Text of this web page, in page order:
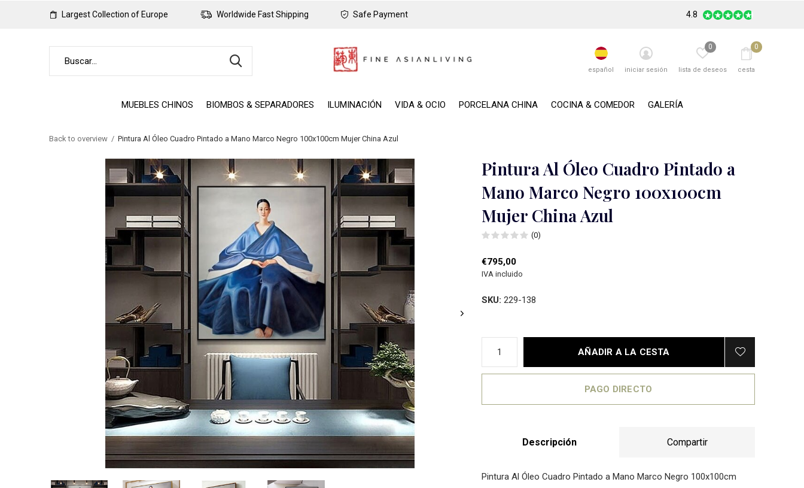
MUEBLES CHINOS BIOMBOS & SEPARADORES ILUMINACIÓN VIDA & OCIO PORCELANA CHINA COCINA & COMEDOR GALERÍA
español iniciar sesión lista de deseos
0
cesta
0
Largest Collection of Europe Worldwide Fast Shipping Safe Payment 4.8
Back to overview Pintura Al Óleo Cuadro Pintado a Mano Marco Negro 100x100cm Mujer China Azul
Pintura Al Óleo Cuadro Pintado a
Mano Marco Negro 100x100cm
Mujer China Azul
(0)
€795,00
IVA incluido
SKU: 229-138
AÑADIR A LA CESTA
PAGO DIRECTO
Descripción Compartir
Pintura Al Óleo Cuadro Pintado a Mano Marco Negro 100x100cm